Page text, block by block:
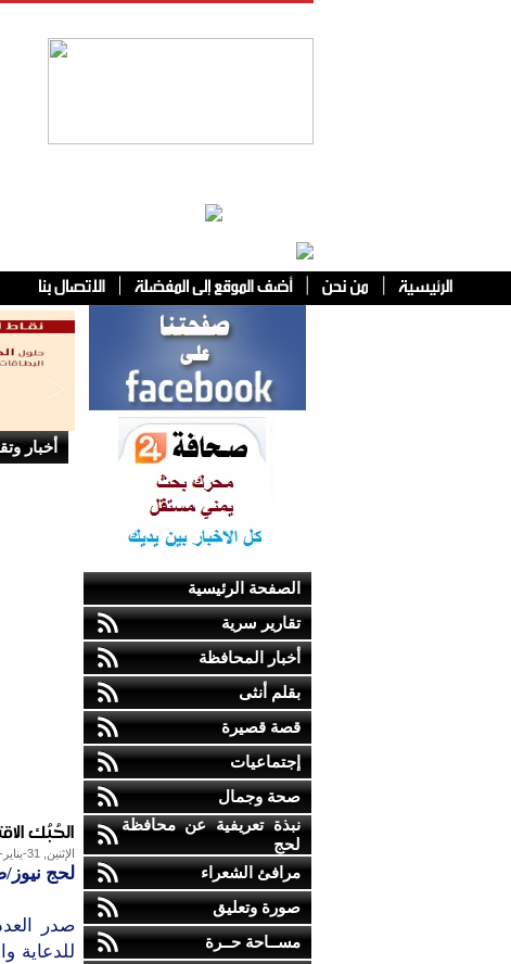
الصفحة الرئيسية
تقارير سرية
أخبار المحافظة
بقلم أنثى
قصة قصيرة
إجتماعيات
صحة وجمال
نبذة تعريفية عن محافظة
لحج
مرافئ الشعراء
صورة وتعليق
مســاحة حــرة
أخبار
الحُبُك
الإثنين, 31-يناير-2011
لحج نيوز/
صدر
للدعاية